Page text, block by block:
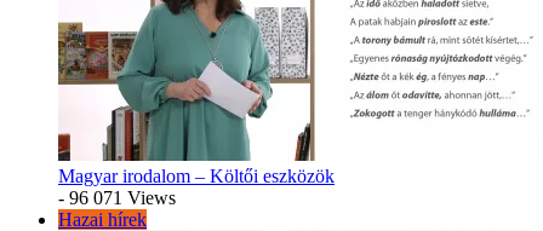
Magyar irodalom – Költői eszközök
- 96 071 Views
Hazai hírek